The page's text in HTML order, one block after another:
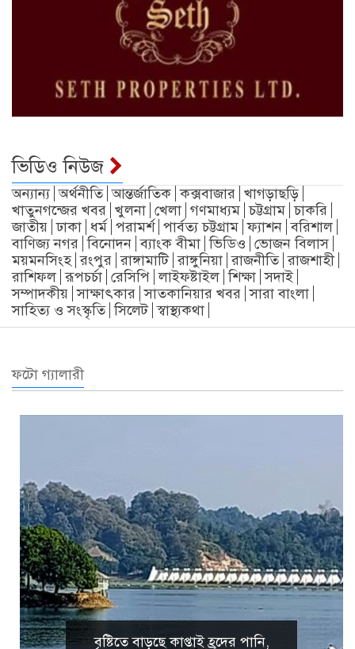
ভিডিও নিউজ
অন্যান্য অর্থনীতি আন্তর্জাতিক কক্সবাজার খাগড়াছড়ি
খাতুনগন্জের খবর খুলনা খেলা গণমাধ্যম চট্টগ্রাম চাকরি
জাতীয় ঢাকা ধর্ম পরামর্শ পার্বত্য চট্টগ্রাম ফ্যাশন বরিশাল
বাণিজ্য নগর বিনোদন ব্যাংক বীমা ভিডিও ভোজন বিলাস
ময়মনসিংহ রংপুর রাঙ্গামাটি রাঙ্গুনিয়া রাজনীতি রাজশাহী
রাশিফল রূপচর্চা রেসিপি লাইফষ্টাইল শিক্ষা সদাই
সম্পাদকীয় সাক্ষাৎকার সাতকানিয়ার খবর সারা বাংলা
সাহিত্য ও সংস্কৃতি সিলেট স্বাস্থ্যকথা
ফটো গ্যালারী
বৃষ্টিতে বাড়ছে কাপ্তাই হ্রদের পানি,